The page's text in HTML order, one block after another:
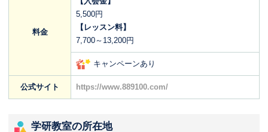
料金
5,500円
【レッスン料】
7,700～13,200円
キャンペーンあり
公式サイト https://www.889100.com/
学研教室の所在地